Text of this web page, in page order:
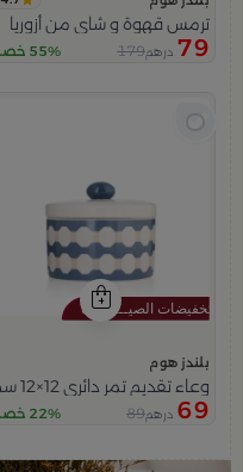
ترمس قهوة و شاي من أزوريا
79 درهم179 55% خصم
بلندز هوم
وعاء تقديم تمر دائري 12×12 سم أبيض وأزرق من الخزف الحجري بغطاء من أزوريا
69 درهم89 22% خصم